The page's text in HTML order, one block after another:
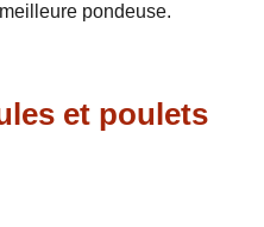
pondeuse.
et poulets